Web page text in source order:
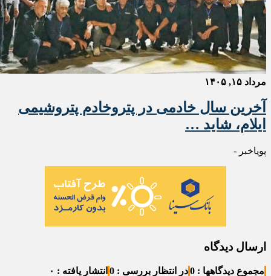
مرداد ۱۵, ۱۴۰۵
آخرین سال خادمی در پتروخادم پتروشیمی
ایلام، شاید …
پویاخبر -
ارسال دیدگاه
مجموع دیدگاهها : 0 در انتظار بررسی : 0 انتشار یافته : ۰